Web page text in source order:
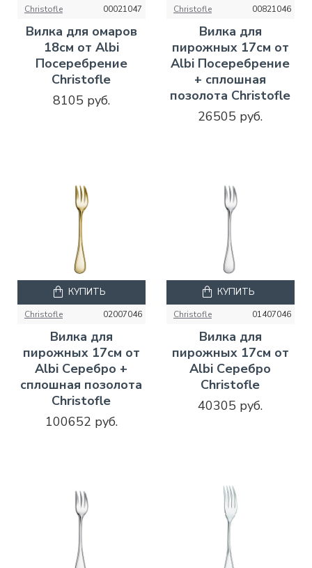
Christofle 00021047
Вилка для омаров
18см от Albi
Посеребрение
Christofle
8105 руб.
Christofle 00821046
Вилка для
пирожных 17см от
Albi Посеребрение
+ сплошная
позолота Christofle
26505 руб.
Christofle 02007046
Вилка для
пирожных 17см от
Albi Серебро +
сплошная позолота
Christofle
100652 руб.
КУПИТЬ
Christofle 01407046
Вилка для
пирожных 17см от
Albi Серебро
Christofle
40305 руб.
КУПИТЬ